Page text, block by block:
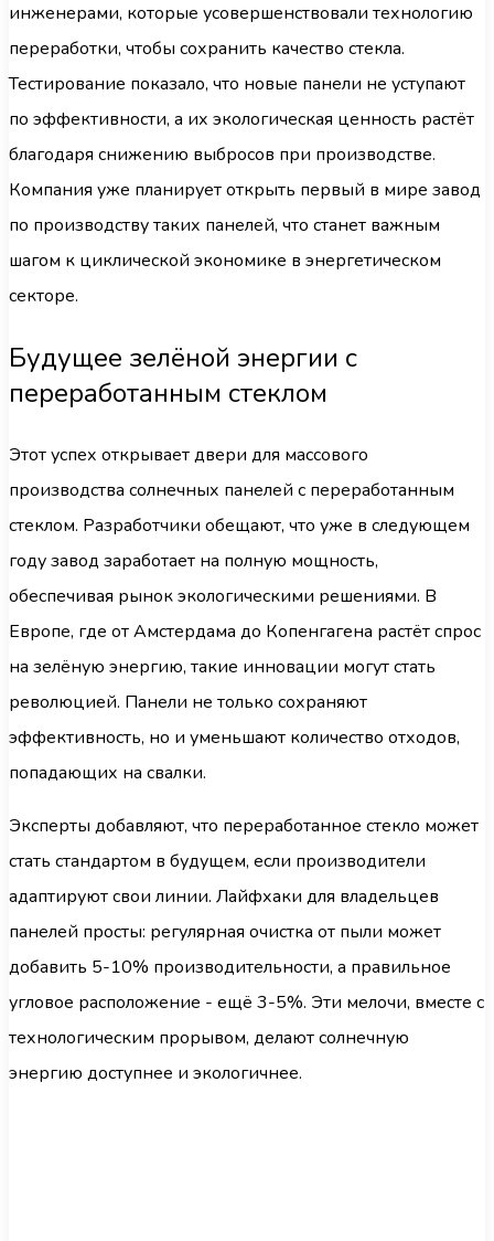
инженерами, которые усовершенствовали технологию
переработки, чтобы сохранить качество стекла.
Тестирование показало, что новые панели не уступают
по эффективности, а их экологическая ценность растёт
благодаря снижению выбросов при производстве.
Компания уже планирует открыть первый в мире завод
по производству таких панелей, что станет важным
шагом к циклической экономике в энергетическом
секторе.
Будущее зелёной энергии с
переработанным стеклом
Этот успех открывает двери для массового
производства солнечных панелей с переработанным
стеклом. Разработчики обещают, что уже в следующем
году завод заработает на полную мощность,
обеспечивая рынок экологическими решениями. В
Европе, где от Амстердама до Копенгагена растёт спрос
на зелёную энергию, такие инновации могут стать
революцией. Панели не только сохраняют
эффективность, но и уменьшают количество отходов,
попадающих на свалки.
Эксперты добавляют, что переработанное стекло может
стать стандартом в будущем, если производители
адаптируют свои линии. Лайфхаки для владельцев
панелей просты: регулярная очистка от пыли может
добавить 5-10% производительности, а правильное
угловое расположение - ещё 3-5%. Эти мелочи, вместе с
технологическим прорывом, делают солнечную
энергию доступнее и экологичнее.